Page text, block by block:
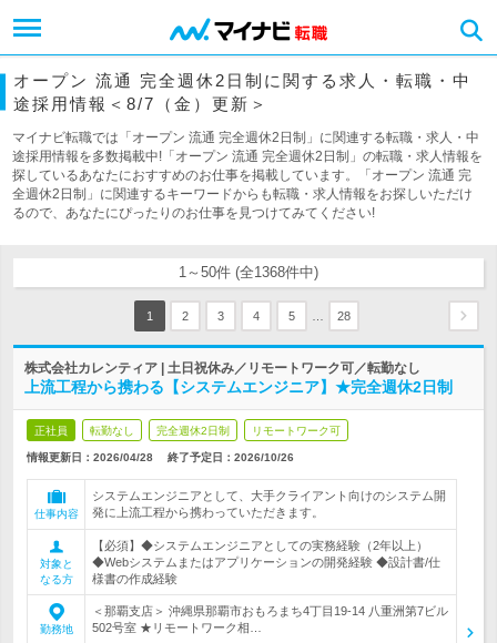
オープン 流通 完全週休2日制に関する求人・転職・中
途採用情報＜8/7（金）更新＞
マイナビ転職では「オープン 流通 完全週休2日制」に関連する転職・求人・中
途採用情報を多数掲載中!「オープン 流通 完全週休2日制」の転職・求人情報を
探しているあなたにおすすめのお仕事を掲載しています。「オープン 流通 完
全週休2日制」に関連するキーワードからも転職・求人情報をお探しいただけ
るので、あなたにぴったりのお仕事を見つけてみてください!
1～50件 (全1368件中)
1 2 3 4 5 28
株式会社カレンティア | 土日祝休み／リモートワーク可／転勤なし
上流工程から携わる【システムエンジニア】★完全週休2日制
正社員 転勤なし 完全週休2日制 リモートワーク可
情報更新日：2026/04/28 終了予定日： 2026/10/26
仕事内容
システムエンジニアとして、大手クライアント向けのシステム開
発に上流工程から携わっていただきます。
対象と
なる方
【必須】◆システムエンジニアとしての実務経験（2年以上）
◆Webシステムまたはアプリケーションの開発経験 ◆設計書/仕
様書の作成経験
勤務地
＜那覇支店＞ 沖縄県那覇市おもろまち4丁目19-14 八重洲第7ビル
502号室 ★リモートワーク相…